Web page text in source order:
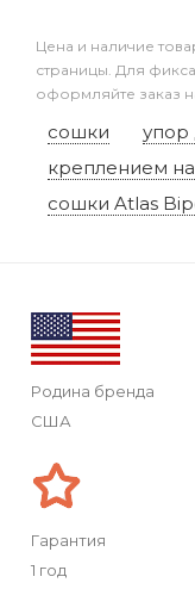
Цена и наличие
страницы. Для
оформляйте заказ
сошки
упор
креплением
сошки Atlas
Родина бренда
США
Гарантия
1 год